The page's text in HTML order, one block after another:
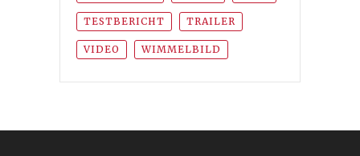
TESTBERICHT TRAILER
VIDEO WIMMELBILD